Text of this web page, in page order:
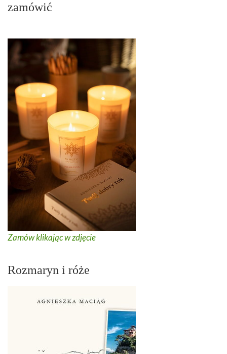
zamówić
Zamów klikając w zdjęcie
Rozmaryn i róże